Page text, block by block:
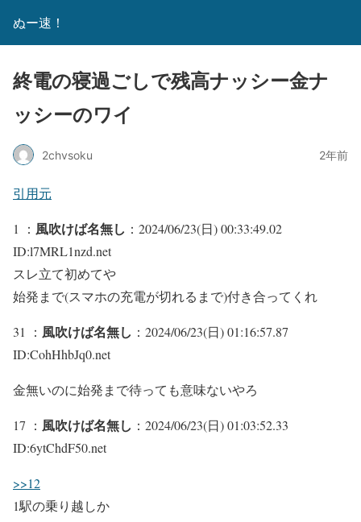
ぬー速！
終電の寝過ごしで残高ナッシー金ナ
ッシーのワイ
2chvsoku 2年前
引用元
1 ： 風吹けば名無し ：2024/06/23(日) 00:33:49.02
ID:l7MRL1nzd.net
スレ立て初めてや
始発まで(スマホの充電が切れるまで)付き合ってくれ
31 ： 風吹けば名無し ：2024/06/23(日) 01:16:57.87
ID:CohHhbJq0.net
金無いのに始発まで待っても意味ないやろ
17 ： 風吹けば名無し ：2024/06/23(日) 01:03:52.33
ID:6ytChdF50.net
>>12
1駅の乗り越しか